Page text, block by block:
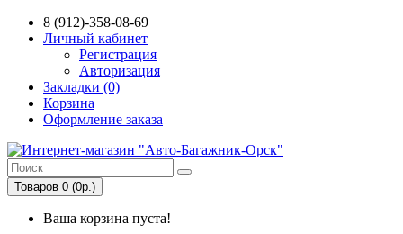
8 (912)-358-08-69
Личный кабинет
Регистрация
Авторизация
Закладки (0)
Корзина
Оформление заказа
Товаров 0 (0р.)
Ваша корзина пуста!